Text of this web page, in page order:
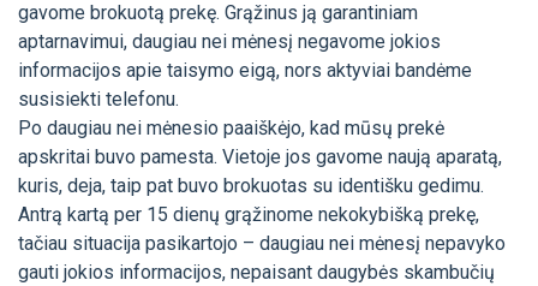
gavome brokuotą prekę. Grąžinus ją garantiniam
aptarnavimui, daugiau nei mėnesį negavome jokios
informacijos apie taisymo eigą, nors aktyviai bandėme
susisiekti telefonu.
Po daugiau nei mėnesio paaiškėjo, kad mūsų prekė
apskritai buvo pamesta. Vietoje jos gavome naują aparatą,
kuris, deja, taip pat buvo brokuotas su identišku gedimu.
Antrą kartą per 15 dienų grąžinome nekokybišką prekę,
tačiau situacija pasikartojo – daugiau nei mėnesį nepavyko
gauti jokios informacijos, nepaisant daugybės skambučių